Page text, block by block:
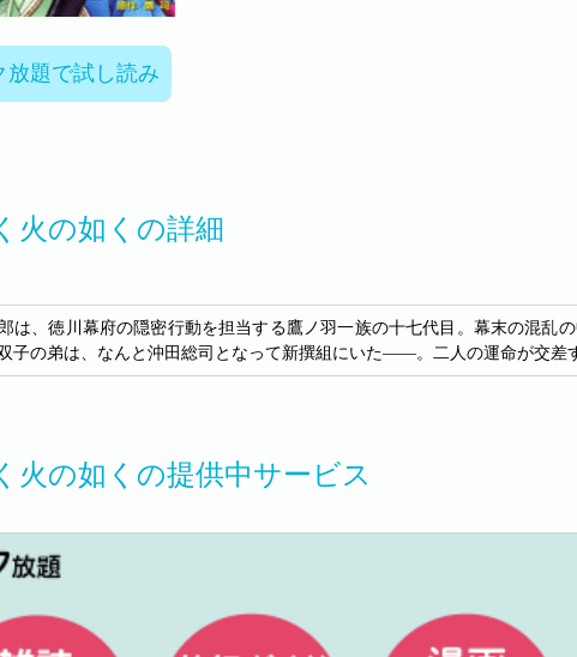
放題で試し読み
火の如くの詳細
は、徳川幕府の隠密行動を担当する鷹ノ羽一族の十七代目。幕末の混乱
子の弟は、なんと沖田総司となって新撰組にいた――。二人の運命が交差
火の如くの提供中サービス